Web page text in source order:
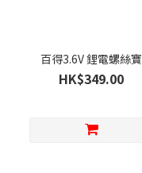
百得3.6V 鋰電螺絲寶
HK$349.00